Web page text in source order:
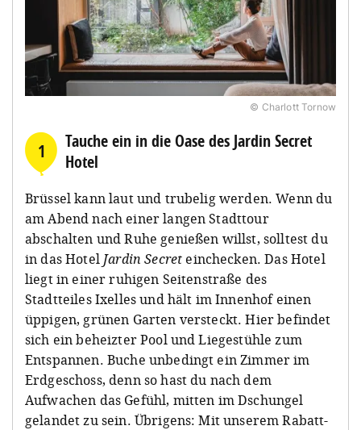
© Charlott Tornow
1
Tauche ein in die Oase des Jardin Secret
Hotel
Brüssel kann laut und trubelig werden. Wenn du
am Abend nach einer langen Stadttour
abschalten und Ruhe genießen willst, solltest du
in das Hotel Jardin Secret einchecken. Das Hotel
liegt in einer ruhigen Seitenstraße des
Stadtteiles Ixelles und hält im Innenhof einen
üppigen, grünen Garten versteckt. Hier befindet
sich ein beheizter Pool und Liegestühle zum
Entspannen. Buche unbedingt ein Zimmer im
Erdgeschoss, denn so hast du nach dem
Aufwachen das Gefühl, mitten im Dschungel
gelandet zu sein. Übrigens: Mit unserem Rabatt-